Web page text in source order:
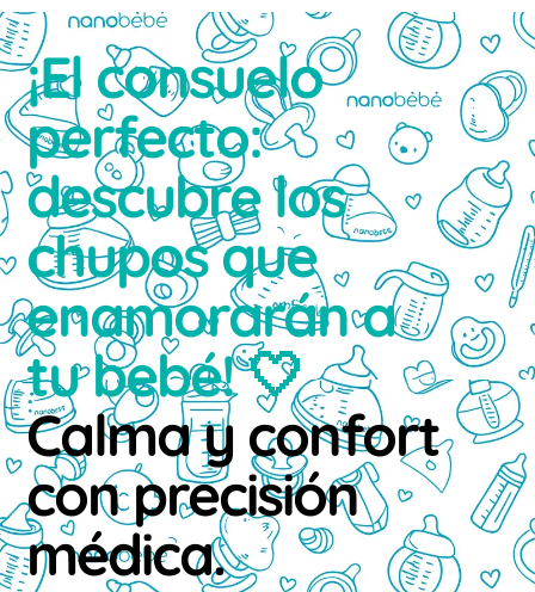
¡El consuelo
perfecto:
descubre los
chupos que
enamorarán a
tu bebé! 🤍
Calma y confort
con precisión
médica.